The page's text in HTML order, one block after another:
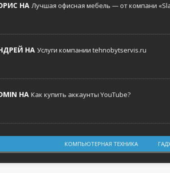
НА Лучшая офисная мебель — от компани
НА Услуги компании tehnobytservis.ru
НА Как купить аккаунты YouTube?
КОМПЬЮТЕРНАЯ ТЕХНИКА